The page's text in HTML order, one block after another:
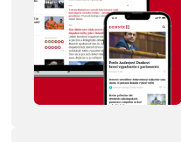
fanúšikovia aj
kritika dávajú palec
hore. Hrá pred
tisíckami ľudí na
festivaloch, vo
vypredaných sálach
aj v malých
punkových